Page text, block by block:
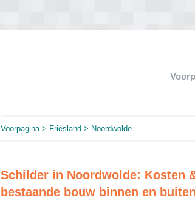
Voorpagina> Friesland > Noordwolde
Schilder in Noordwolde: Kosten
bestaande bouw binnen en